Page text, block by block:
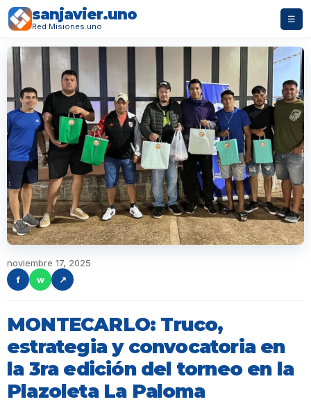
sanjavier.uno
Red Misiones.uno
☰
noviembre 17, 2025
f
w ↗
MONTECARLO: Truco,
estrategia y convocatoria en
la 3ra edición del torneo en la
Plazoleta La Paloma